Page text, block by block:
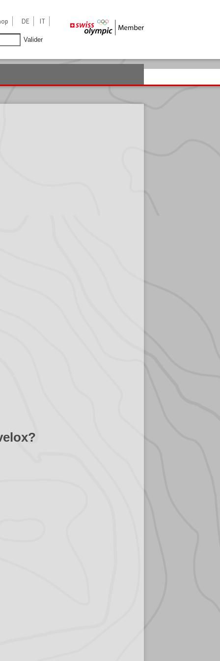
DE IT
Valider